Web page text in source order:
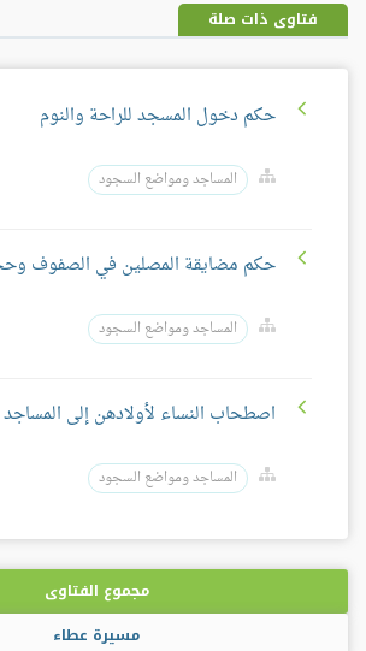
فتاوى ذات صلة
حكم دخول المسجد للراحة والنوم
المساجد ومواضع السجود
حكم مضايقة المصلين في الصفوف
المساجد ومواضع السجود
اصطحاب النساء لأولادهن إلى المساجد
المساجد ومواضع السجود
مجموع الفتاوى
مسيرة عطاء